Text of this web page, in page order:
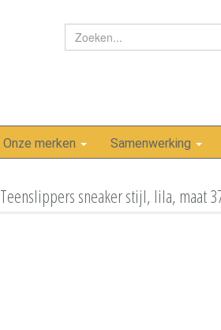
Onze merken Samenwerking
Teenslippers sneaker stijl, lila, maat